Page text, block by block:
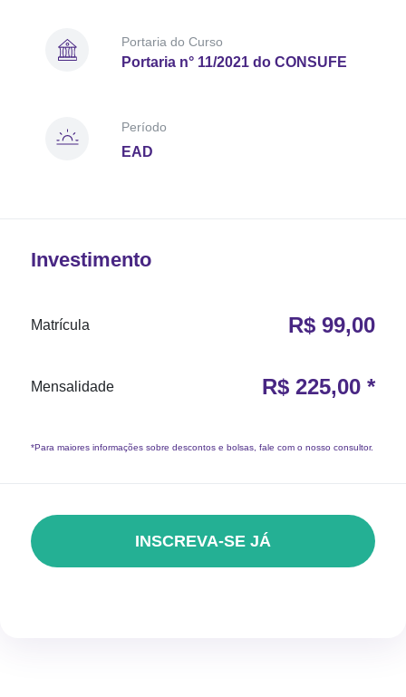
Portaria do Curso
Portaria n° 11/2021 do CONSUFE
Período
EAD
Investimento
Matrícula R$ 99,00
Mensalidade R$ 225,00 *
*Para maiores informações sobre descontos e bolsas, fale com o nosso consultor.
INSCREVA-SE JÁ